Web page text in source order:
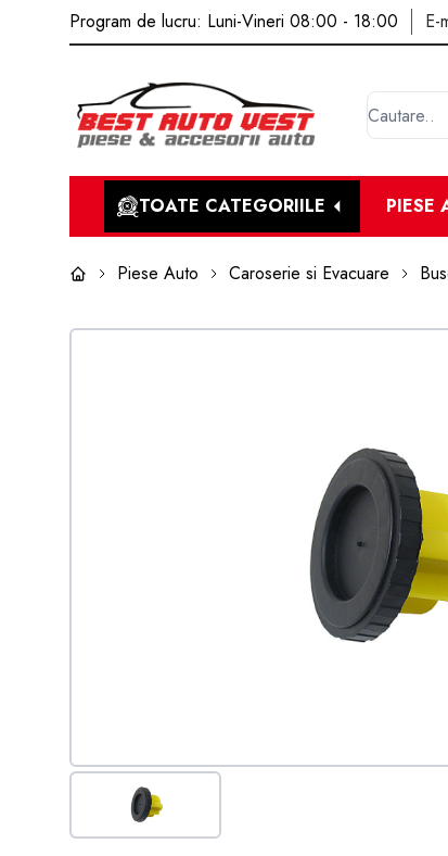
Program de lucru: Luni-Vineri 08:00 - 18:00 E-
TOATE CATEGORIILE PIESE
Piese Auto Caroserie si Evacuare